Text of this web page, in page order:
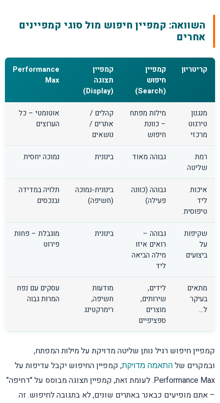
השוואה: קמפיין חיפוש מול סוגי קמפיינים
אחרים
קריטריון
קמפיין
חיפוש
(Search)
קמפיין
תצוגה
(Display)
Performance
Max
מנגנון
טירגוט
מרכזי
מילות מפתח
– כוונת
חיפוש
קהלים /
אתרים /
נושאים
אוטומטי – כל
הערוצים
רמת
שליטה
גבוהה מאוד בינונית נמוכה יחסית
איכות
ליד
טיפוסית
גבוהה (כוונה
פעילה)
בינונית-נמוכה
(חשיפה)
תלויה במדידה
ובנכסים
שקיפות
על
ביצועים
גבוהה –
רואים איזו
מילה הביאה
ליד
בינונית
מוגבלת – פחות
פירוט
מתאים
בעיקר
ל…
לידים,
שירותים,
מוצרים
ספציפיים
מודעות
חשיפה,
רימרקטינג
עסקים עם נפח
המרות גבוה
קמפיין חיפוש רגיל נותן שליטה מדויקת על מילות המפתח,
ובמקרים של התאמה מדויקת, קמפיין החיפוש יקבל עדיפות על
Performance Max. לעומת זאת, קמפיין תצוגה מבוסס על "דחיפה"
– אתם מופיעים כבאנר באתרים שונים, לא בתגובה לחיפוש. זה